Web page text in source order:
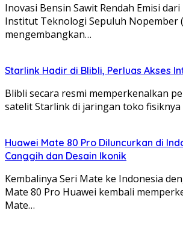
Inovasi Bensin Sawit Rendah Emisi
Institut Teknologi Sepuluh Nopember
mengembangkan…
Starlink Hadir di Blibli, Perluas Akses
Blibli secara resmi memperkenalkan
satelit Starlink di jaringan toko fisiknya
Huawei Mate 80 Pro Diluncurkan di
Canggih dan Desain Ikonik
Kembalinya Seri Mate ke Indonesia
Mate 80 Pro Huawei kembali
Mate…